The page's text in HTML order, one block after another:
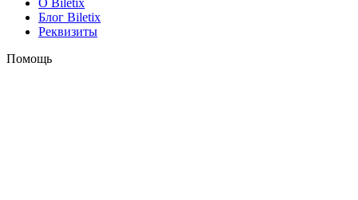
Блог Biletix
Реквизиты
Помощь